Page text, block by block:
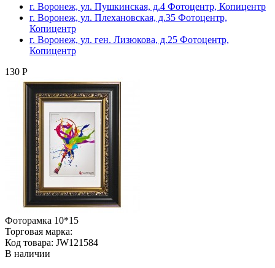
г. Воронеж, ул. Пушкинская, д.4 Фотоцентр, Копицентр
г. Воронеж, ул. Плехановская, д.35 Фотоцентр,
Копицентр
г. Воронеж, ул. ген. Лизюкова, д.25 Фотоцентр,
Копицентр
130 Р
Фоторамка 10*15
Торговая марка:
Код товара: JW121584
В наличии